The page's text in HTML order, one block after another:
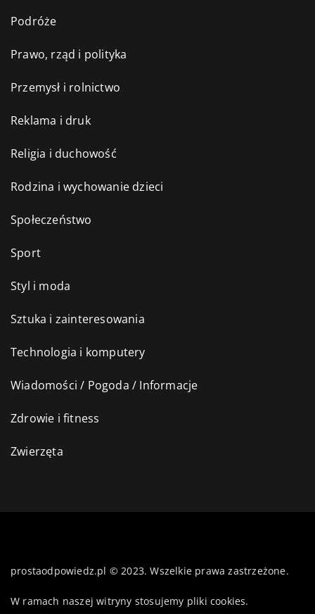
Podróże
Prawo, rząd i polityka
Przemysł i rolnictwo
Reklama i druk
Religia i duchowość
Rodzina i wychowanie dzieci
Społeczeństwo
Sport
Styl i moda
Sztuka i zainteresowania
Technologia i komputery
Wiadomości / Pogoda / Informacje
Zdrowie i fitness
Zwierzęta
prostaodpowiedz.pl © 2023. Wszelkie prawa zastrzeżone.
W ramach naszej witryny stosujemy pliki cookies.